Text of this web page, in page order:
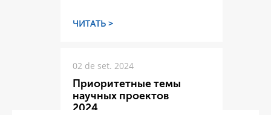
ЧИТАТЬ >
02 de set. 2024
Приоритетные темы
научных проектов
2024